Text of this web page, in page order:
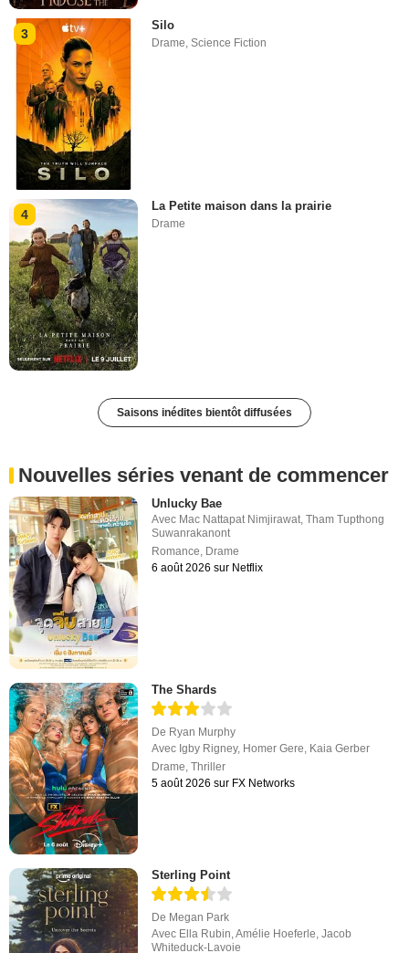
3
Silo
Drame ,Science Fiction
4
La Petite maison dans la prairie
Drame
Saisons inédites bientôt diffusées
Nouvelles séries venant de commencer
Unlucky Bae
Avec Mac Nattapat Nimjirawat,Tham Tupthong
Suwanrakanont
Romance, Drame
6 août 2026 sur Netflix
The Shards
De Ryan Murphy
Avec Igby Rigney, Homer Gere Kaia Gerber
Drame ,Thriller
5 août 2026 sur FX Networks
Sterling Point
De Megan Park
Avec Ella Rubin,Amélie Hoeferle,Jacob
Whiteduck-Lavoie